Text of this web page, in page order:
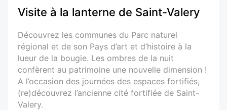
Visite à la lanterne de Saint-Valery
Découvrez les communes du Parc naturel
régional et de son Pays d’art et d’histoire à la
lueur de la bougie. Les ombres de la nuit
confèrent au patrimoine une nouvelle dimension !
A l’occasion des journées des espaces fortifiés,
(re)découvrez l’ancienne cité fortifiée de Saint-
Valery.